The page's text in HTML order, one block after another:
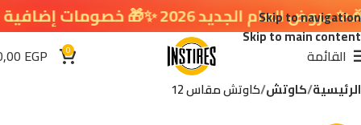
Skip to navigation
Skip to main content
القائمة 0
EGP
الرئيسية كاوتش كاوتش مقاس 12
الجديد 2026 ✨🎁 خصومات إضافية في سلة التسوق 🔥